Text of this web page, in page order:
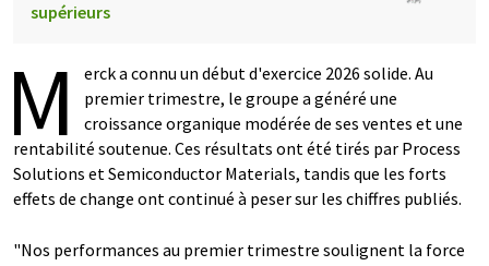
supérieurs
M
erck a connu un début d'exercice 2026 solide. Au
premier trimestre, le groupe a généré une
croissance organique modérée de ses ventes et une
rentabilité soutenue. Ces résultats ont été tirés par Process
Solutions et Semiconductor Materials, tandis que les forts
effets de change ont continué à peser sur les chiffres publiés.
"Nos performances au premier trimestre soulignent la force